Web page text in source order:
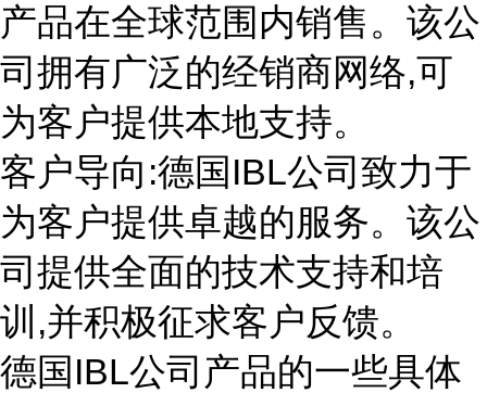
产品在全球范围内销售。该公
司拥有广泛的经销商网络,可
为客户提供本地支持。
客户导向:德国IBL公司致力于
为客户提供卓越的服务。该公
司提供全面的技术支持和培
训,并积极征求客户反馈。
德国IBL公司产品的一些具体